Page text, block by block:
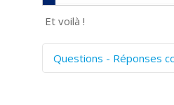
Et voilà !
Questions - Réponses